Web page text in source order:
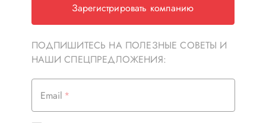
Зарегистрировать компанию
ПОДПИШИТЕСЬ НА ПОЛЕЗНЫЕ СОВЕТЫ И
НАШИ СПЕЦПРЕДЛОЖЕНИЯ:
Email